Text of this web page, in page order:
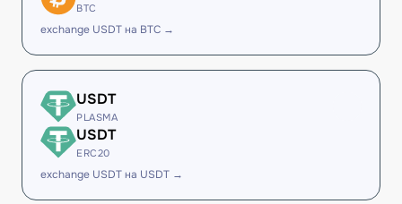
BTC
exchange USDT на BTC →
USDT
PLASMA
USDT
ERC20
exchange USDT на USDT →